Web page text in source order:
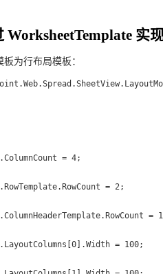
实
为行布局模板：
= 4;
= 2;
=
= 100;